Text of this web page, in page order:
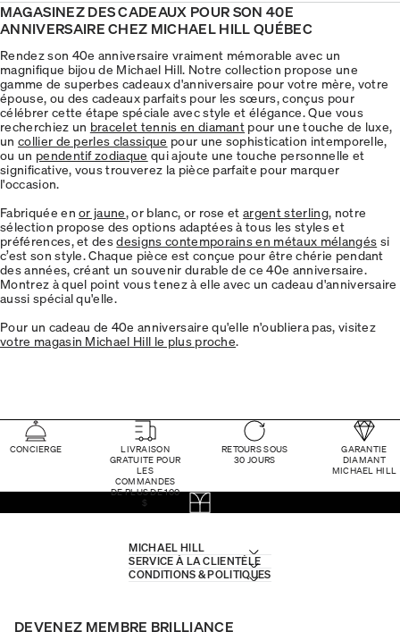
MAGASINEZ DES CADEAUX POUR SON 40E
ANNIVERSAIRE CHEZ MICHAEL HILL QUÉBEC
Rendez son 40e anniversaire vraiment mémorable avec un
magnifique bijou de Michael Hill. Notre collection propose une
gamme de superbes cadeaux d'anniversaire pour votre mère, votre
épouse, ou des cadeaux parfaits pour les sœurs, conçus pour
célébrer cette étape spéciale avec style et élégance. Que vous
recherchiez un bracelet tennis en diamant pour une touche de luxe,
un collier de perles classique pour une sophistication intemporelle,
ou un pendentif zodiaque qui ajoute une touche personnelle et
significative, vous trouverez la pièce parfaite pour marquer
l'occasion.
Fabriquée enor jaune, or blanc, or rose etargent sterling, notre
sélection propose des options adaptées à tous les styles et
préférences, et desdesigns contemporains en métaux mélangés si
c’est son style. Chaque pièce est conçue pour être chérie pendant
des années, créant un souvenir durable de ce 40e anniversaire.
Montrez à quel point vous tenez à elle avec un cadeau d'anniversaire
aussi spécial qu'elle.
Pour un cadeau de 40e anniversaire qu'elle n'oubliera pas, visitez
votre magasin Michael Hill le plus proche.
CONCIERGE
LIVRAISON
GRATUITE POUR
LES
COMMANDES
DE PLUS DE 100
$
RETOURS SOUS
30 JOURS
GARANTIE
DIAMANT
MICHAEL HILL
MICHAEL HILL
SERVICE À LA CLIENTÈLE
CONDITIONS & POLITIQUES
DEVENEZ MEMBRE BRILLIANCE